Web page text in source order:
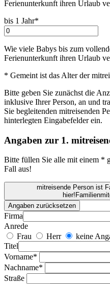
Ferienunterkunft ihren Urlaub
bis 1 Jahr*
Wie viele Babys bis zum
Ferienunterkunft ihren Urlaub
* Gemeint ist das Alter der
Bitte geben Sie zunächst die
inklusive Ihrer Person, an und
Sie begleitenden mitreisenden
hinterlegten Eingabefelder ein.
Angaben zur 1.
Bitte füllen Sie alle mit einem *
Fall aus!
mitreisende Person ist
hier!
Angaben zurücksetzen
Firma
Anrede
Frau
Herr
keine
Titel
Vorname*
Nachname*
Straße